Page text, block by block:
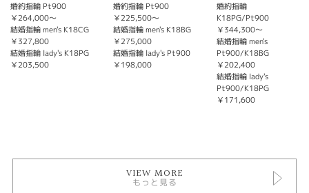
婚約指輪 Pt900
￥264,000〜
結婚指輪 men's K18CG
￥327,800
結婚指輪 lady's K18PG
￥203,500
婚約指輪 Pt900
￥225,500〜
結婚指輪 men's K18BG
￥275,000
結婚指輪 lady's Pt900
￥198,000
婚約指輪
K18PG/Pt900
￥344,300〜
結婚指輪 men's
Pt900/K18BG
￥202,400
結婚指輪 lady's
Pt900/K18PG
￥171,600
VIEW MORE
もっと見る